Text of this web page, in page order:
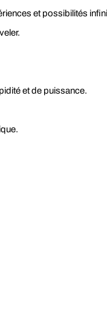
et possibilités
et de puissance.